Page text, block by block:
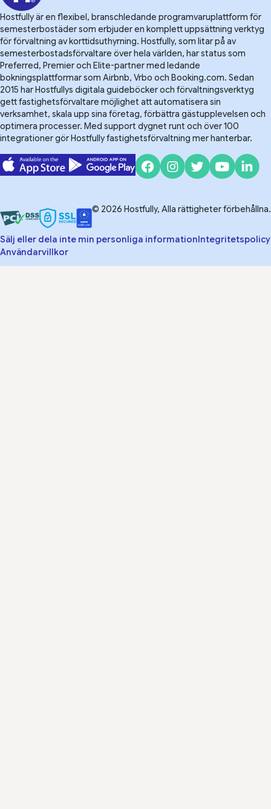
Hostfully är en flexibel, branschledande programvaruplattform för
semesterbostäder som erbjuder en komplett uppsättning verktyg
för förvaltning av korttidsuthyrning. Hostfully, som litar på av
semesterbostadsförvaltare över hela världen, har status som
Preferred, Premier och Elite-partner med ledande
bokningsplattformar som Airbnb, Vrbo och Booking.com. Sedan
2015 har Hostfullys digitala guideböcker och förvaltningsverktyg
gett fastighetsförvaltare möjlighet att automatisera sin
verksamhet, skala upp sina företag, förbättra gästupplevelsen och
optimera processer. Med support dygnet runt och över 100
integrationer gör Hostfully fastighetsförvaltning mer hanterbar.
© 2026 Hostfully, Alla rättigheter förbehållna.
Sälj eller dela inte min personliga informationIntegritetspolicy
Användarvillkor